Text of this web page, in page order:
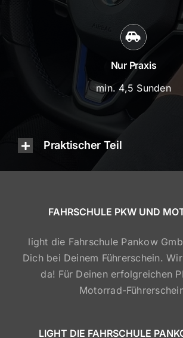
Nur Praxis
min. 4,5 Sunden
Praktischer Teil
FAHRSCHULE PKW UND
light die Fahrschule Pankow
Dich bei Deinem Führerschein.
da! Für Deinen erfolgreichen
Motorrad-
LIGHT DIE FAHRSCHULE